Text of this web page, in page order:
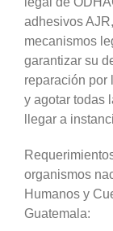
adhesivos
mecanismos
garantizar su
reparación por
y agotar todas
llegar a
organismos
Humanos y
Guatemala: